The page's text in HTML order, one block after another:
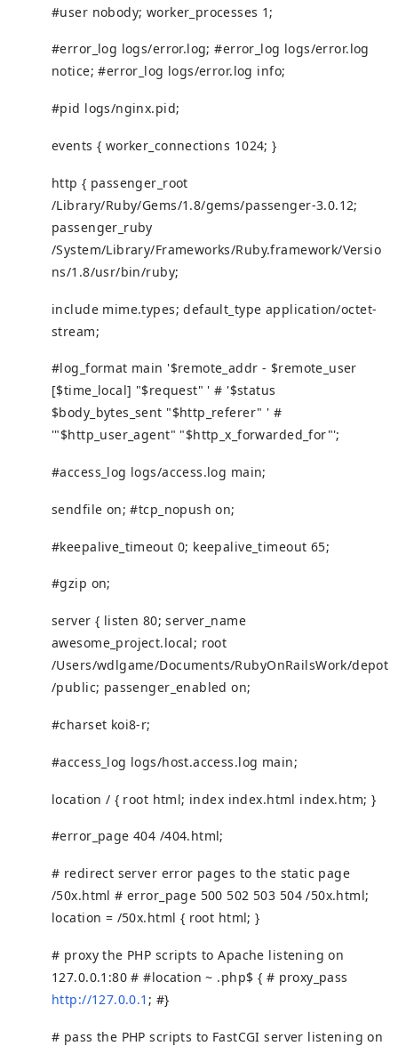
#user nobody; worker_processes 1;
#error_log logs/error.log; #error_log logs/error.log
notice; #error_log logs/error.log info;
#pid logs/nginx.pid;
events { worker_connections 1024; }
http { passenger_root
/Library/Ruby/Gems/1.8/gems/passenger-3.0.12;
passenger_ruby
/System/Library/Frameworks/Ruby.framework/Versio
ns/1.8/usr/bin/ruby;
include mime.types; default_type application/octet-
stream;
#log_format main '$remote_addr - $remote_user
[$time_local] "$request" ' # '$status
$body_bytes_sent "$http_referer" ' #
'"$http_user_agent" "$http_x_forwarded_for"';
#access_log logs/access.log main;
sendfile on; #tcp_nopush on;
#keepalive_timeout 0; keepalive_timeout 65;
#gzip on;
server { listen 80; server_name
awesome_project.local; root
/Users/wdlgame/Documents/RubyOnRailsWork/depot
/public; passenger_enabled on;
#charset koi8-r;
#access_log logs/host.access.log main;
location / { root html; index index.html index.htm; }
#error_page 404 /404.html;
# redirect server error pages to the static page
/50x.html # error_page 500 502 503 504 /50x.html;
location = /50x.html { root html; }
# proxy the PHP scripts to Apache listening on
127.0.0.1:80 # #location ~ .php$ { # proxy_pass
http://127.0.0.1 ; #}
# pass the PHP scripts to FastCGI server listening on